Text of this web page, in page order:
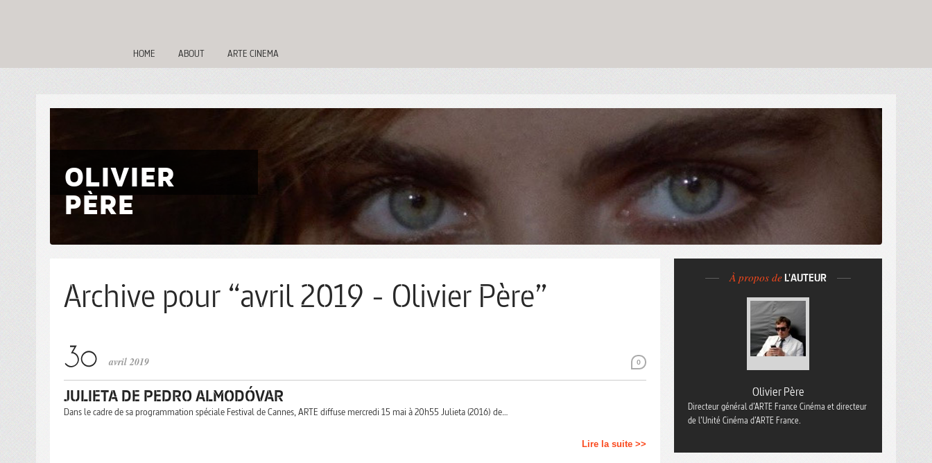
HOME ABOUT ARTE CINEMA
OLIVIER
PÈRE
Archive pour “avril 2019 - Olivier Père”
0
avril 2019
JULIETA DE PEDRO ALMODÓVAR
Dans le cadre de sa programmation spéciale Festival de Cannes, ARTE diffuse mercredi 15 mai à 20h55 Julieta (2016) de…
Lire la suite >>
À propos de L'AUTEUR
Olivier Père
Directeur général d’ARTE France Cinéma et directeur
de l’Unité Cinéma d’ARTE France.